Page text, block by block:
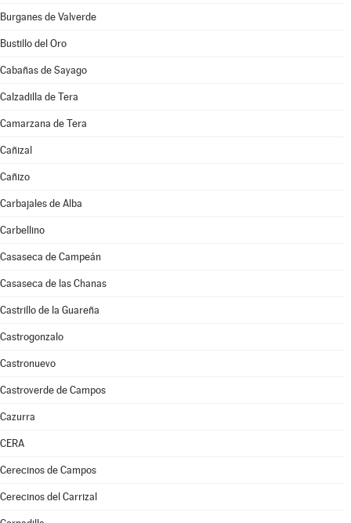
Burganes de Valverde
Bustillo del Oro
Cabañas de Sayago
Calzadilla de Tera
Camarzana de Tera
Cañizal
Cañizo
Carbajales de Alba
Carbellino
Casaseca de Campeán
Casaseca de las Chanas
Castrillo de la Guareña
Castrogonzalo
Castronuevo
Castroverde de Campos
Cazurra
CERA
Cerecinos de Campos
Cerecinos del Carrizal